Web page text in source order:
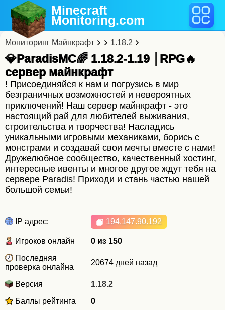
Minecraft
Monitoring.com
Мониторинг Майнкрафт 1.18.2
💎ParadisMC🌈 1.18.2-1.19 │RPG🔥
cервер майнкрафт
! Присоединяйся к нам и погрузись в мир
безграничных возможностей и невероятных
приключений! Наш сервер майнкрафт - это
настоящий рай для любителей выживания,
строительства и творчества! Насладись
уникальными игровыми механиками, борись с
монстрами и создавай свои мечты вместе с нами!
Дружелюбное сообщество, качественный хостинг,
интересные ивенты и многое другое ждут тебя на
сервере Paradis! Приходи и стань частью нашей
большой семьи!
IP адрес: 194.147.90.192
Игроков онлайн
0 из 150
Последняя
проверка онлайна
20674 дней назад
Версия
1.18.2
Баллы рейтинга
0